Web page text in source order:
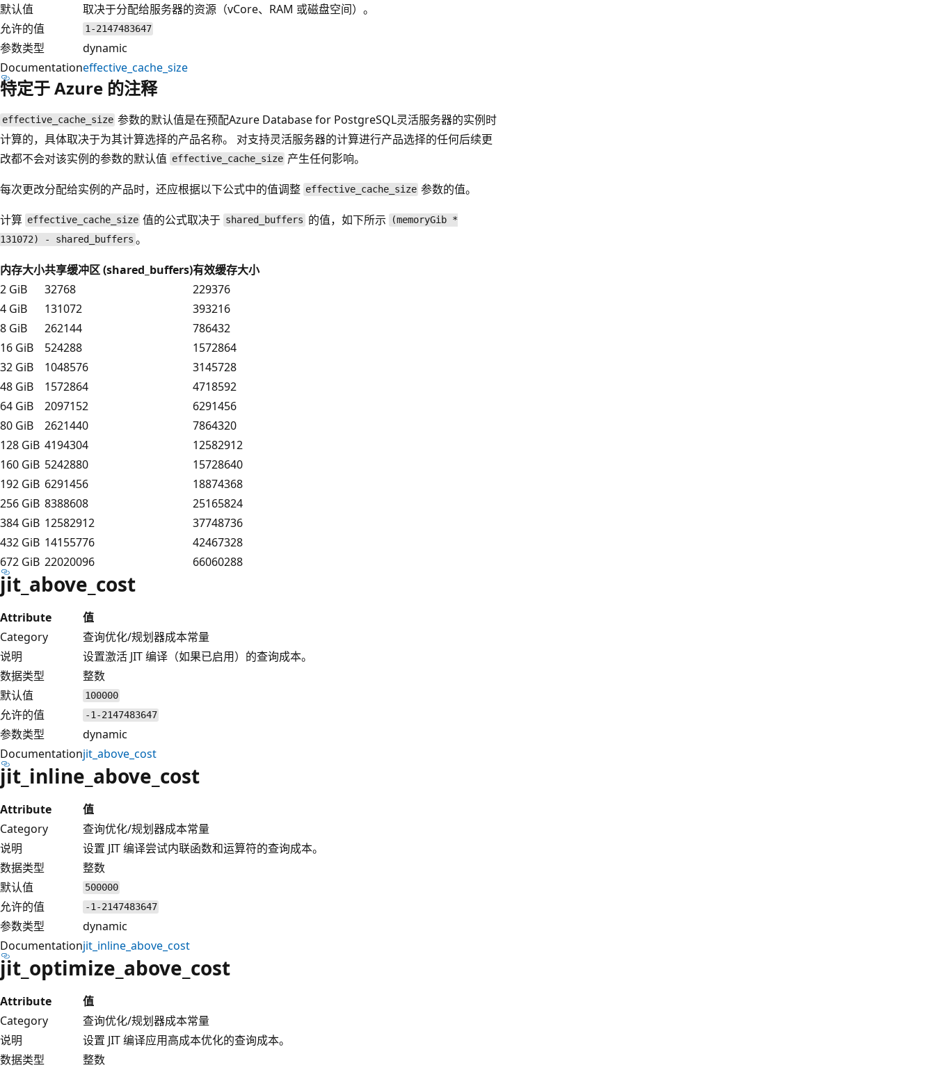
默认值
取决于分配给服务器的资源（vCore、RAM 或磁盘空间）。
允许的值
1-2147483647
参数类型
dynamic
Documentationeffective_cache_size
特定于 Azure 的注释
effective_cache_size 参数的默认值是在预配Azure Database for PostgreSQL灵活服务器的实例时
计算的，具体取决于为其计算选择的产品名称。 对支持灵活服务器的计算进行产品选择的任何后续更
改都不会对该实例的参数的默认值 effective_cache_size 产生任何影响。
每次更改分配给实例的产品时，还应根据以下公式中的值调整 effective_cache_size 参数的值。
计算 effective_cache_size 值的公式取决于 shared_buffers 的值，如下所示
(memoryGib *
131072) - shared_buffers 。
内存大小共享缓冲区 (shared_buffers)有效缓存大小
2 GiB
32768
229376
4 GiB
131072
393216
8 GiB
262144
786432
16 GiB
524288
1572864
32 GiB
1048576
3145728
48 GiB
1572864
4718592
64 GiB
2097152
6291456
80 GiB
2621440
7864320
128 GiB 4194304
12582912
160 GiB 5242880
15728640
192 GiB 6291456
18874368
256 GiB 8388608
25165824
384 GiB 12582912
37748736
432 GiB 14155776
42467328
672 GiB 22020096 66060288
jit_above_cost
Attribute
值
Category
查询优化/规划器成本常量
说明
设置激活 JIT 编译（如果已启用）的查询成本。
数据类型
整数
默认值
100000
允许的值 -1-2147483647
参数类型
dynamic
Documentationjit_above_cost
jit_inline_above_cost
Attribute
值
Category
查询优化/规划器成本常量
说明
设置 JIT 编译尝试内联函数和运算符的查询成本。
数据类型
整数
默认值
500000
允许的值 -1-2147483647
参数类型
dynamic
Documentationjit_inline_above_cost
jit_optimize_above_cost
Attribute
值
Category
查询优化/规划器成本常量
说明
设置 JIT 编译应用高成本优化的查询成本。
数据类型
整数